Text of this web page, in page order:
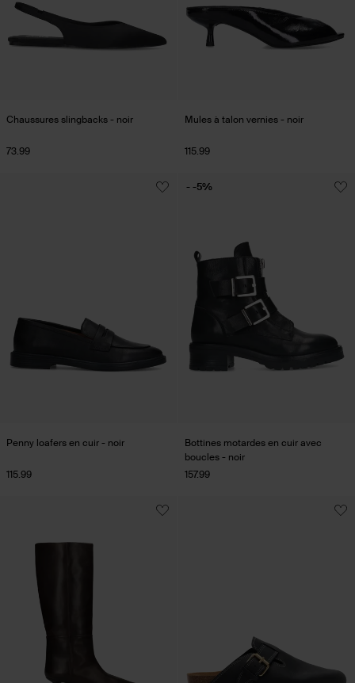
Chaussures slingbacks - noir
73.99
Mules à talon vernies - noir
115.99
Penny loafers en cuir - noir
115.99
Bottines motardes en cuir avec
boucles - noir
157.99
- -5%